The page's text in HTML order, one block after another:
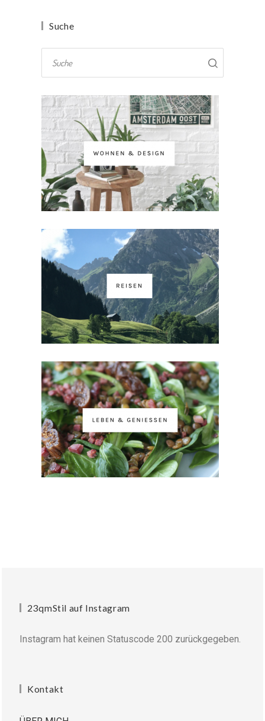
Suche
23qmStil auf Instagram
Instagram hat keinen Statuscode 200 zurückgegeben.
Kontakt